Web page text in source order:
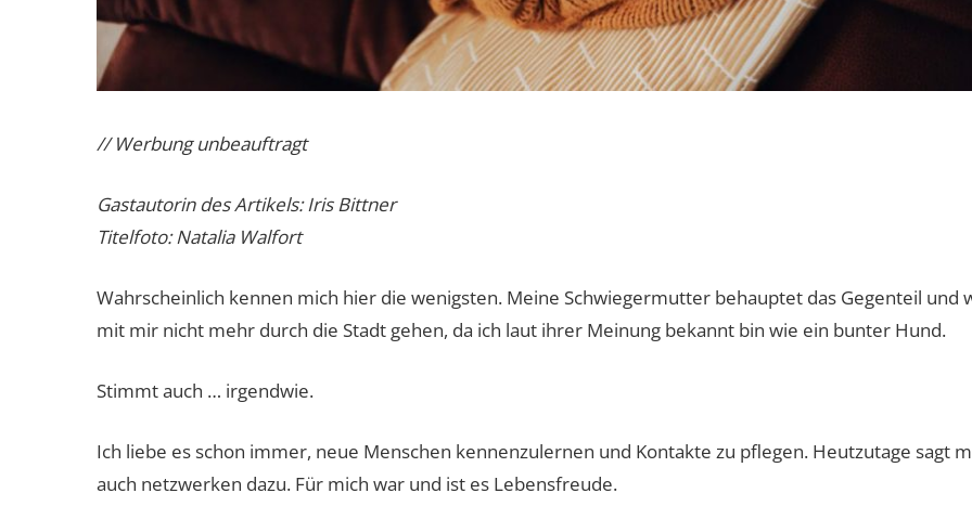
// Werbung unbeauftragt
Gastautorin des Artikels: Iris Bittner
Titelfoto: Natalia Walfort
Wahrscheinlich kennen mich hier die wenigsten. Meine Schwiegermutter behauptet das Gegenteil und
mit mir nicht mehr durch die Stadt gehen, da ich laut ihrer Meinung bekannt bin wie ein bunter Hund.
Stimmt auch … irgendwie.
Ich liebe es schon immer, neue Menschen kennenzulernen und Kontakte zu pflegen. Heutzutage sagt
auch netzwerken dazu. Für mich war und ist es Lebensfreude.